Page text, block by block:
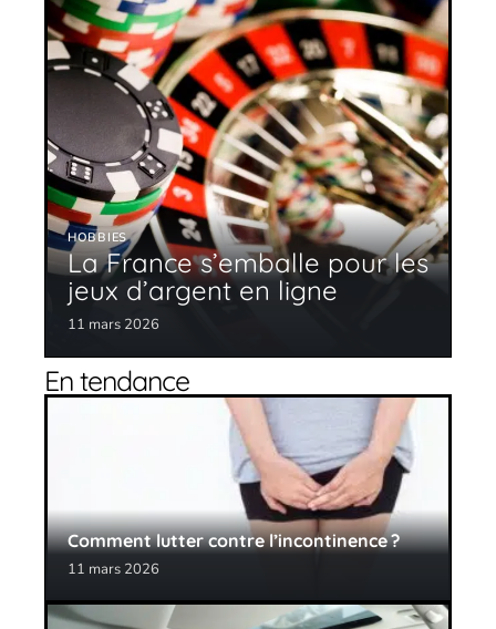
HOBBIES
La France s’emballe pour les
jeux d’argent en ligne
11 mars 2026
En tendance
Comment lutter contre l’incontinence ?
11 mars 2026